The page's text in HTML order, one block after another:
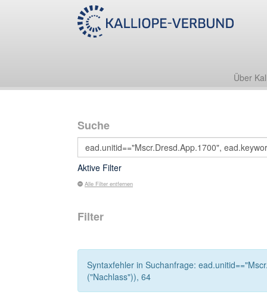
Über
Suche
Aktive Filter
Alle Filter entfernen
Filter
Syntaxfehler in Suchanfrage:
("Nachlass")), 64